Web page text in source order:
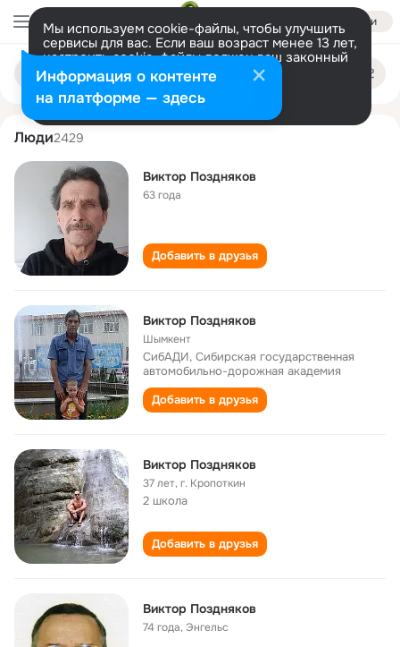
Войти
Мы используем cookie-файлы, чтобы улучшить
сервисы для вас. Если ваш возраст менее 13 лет,
настроить cookie-файлы должен ваш законный
представитель. Больше информации
Разрешить все Настроить
Поиск
людям
viktor pozdnyakov
Люди2429
Виктор Поздняков
63 года
Добавить в друзья
Виктор Поздняков
Шымкент
СибАДИ, Сибирская государственная
автомобильно-дорожная академия
Добавить в друзья
Виктор Поздняков
37 лет,г. Кропоткин
2 школа
Добавить в друзья
Виктор Поздняков
74 года, Энгельс
Информация о контенте
на платформе — здесь